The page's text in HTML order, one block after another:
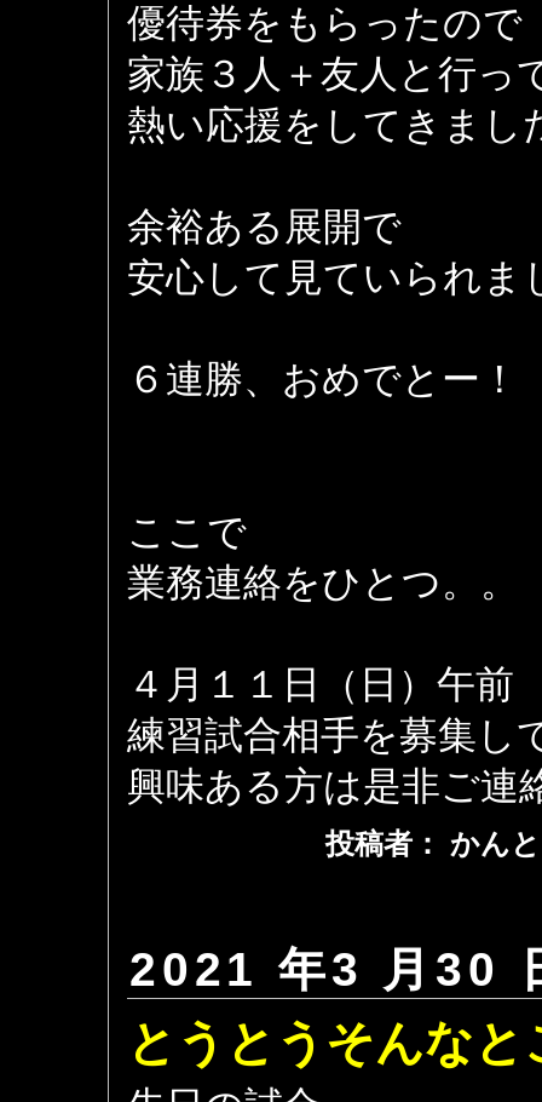
優待券をもらったので
家族３人＋友人と行っ
熱い応援をしてきまし
余裕ある展開で
安心して見ていられま
６連勝、おめでとー！
ここで
業務連絡をひとつ。。
４月１１日（日）午前
練習試合相手を募集し
興味ある方は是非ご連
投稿者： かん
2021 年3 月30
とうとうそんなと